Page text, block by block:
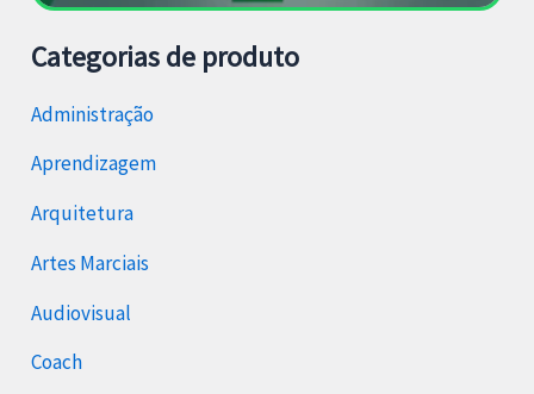
Categorias de produto
Administração
Aprendizagem
Arquitetura
Artes Marciais
Audiovisual
Coach